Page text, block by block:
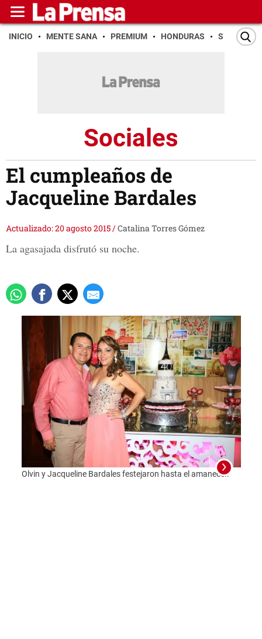
INICIO MENTE SANA PREMIUM HONDURAS SAN PEDRO
Sociales
El cumpleaños de
Jacqueline Bardales
Actualizado: 20 agosto 2015/Catalina Torres Gómez
La agasajada disfrutó su noche.
Olvin y Jacqueline Bardales festejaron hasta el amanecer.